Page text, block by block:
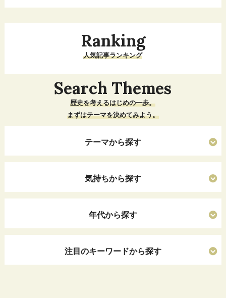
Ranking
人気記事ランキング
Search Themes
歴史を考えるはじめの一歩。
まずはテーマを決めてみよう。
テーマから探す
気持ちから探す
年代から探す
注目のキーワードから探す